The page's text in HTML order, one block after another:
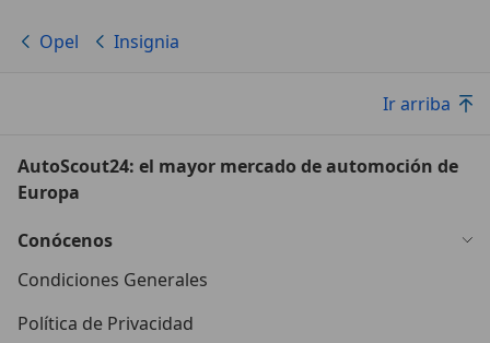
Opel Insignia
Ir arriba
AutoScout24: el mayor mercado de automoción de
Europa
Conócenos
Condiciones Generales
Política de Privacidad